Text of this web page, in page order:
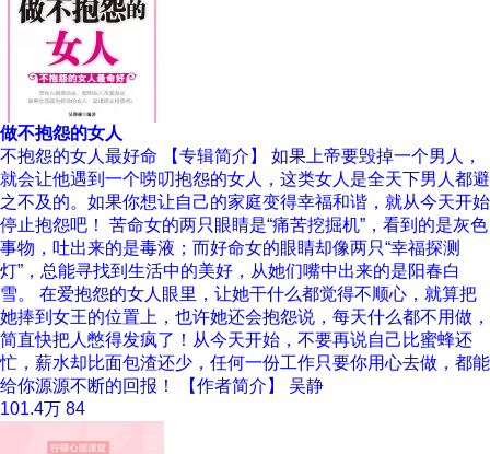
做不抱怨的女人
不抱怨的女人最好命 【专辑简介】 如果上帝要毁掉一个男人，
就会让他遇到一个唠叨抱怨的女人，这类女人是全天下男人都避
之不及的。如果你想让自己的家庭变得幸福和谐，就从今天开始
停止抱怨吧！ 苦命女的两只眼睛是“痛苦挖掘机”，看到的是灰色
事物，吐出来的是毒液；而好命女的眼睛却像两只“幸福探测
灯”，总能寻找到生活中的美好，从她们嘴中出来的是阳春白
雪。 在爱抱怨的女人眼里，让她干什么都觉得不顺心，就算把
她捧到女王的位置上，也许她还会抱怨说，每天什么都不用做，
简直快把人憋得发疯了！从今天开始，不要再说自己比蜜蜂还
忙，薪水却比面包渣还少，任何一份工作只要你用心去做，都能
给你源源不断的回报！ 【作者简介】 吴静
101.4万 84